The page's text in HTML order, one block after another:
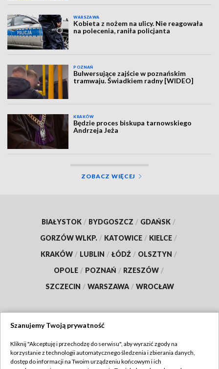
WARSZAWA
Kobieta z nożem na ulicy. Nie reagowała
na polecenia, raniła policjanta
POZNAŃ
Bulwersujące zajście w poznańskim
tramwaju. Świadkiem radny [WIDEO]
KRAKÓW
Będzie proces biskupa tarnowskiego
Andrzeja Jeża
ZOBACZ WIĘCEJ
BIAŁYSTOK / BYDGOSZCZ / GDAŃSK /
GORZÓW WLKP. / KATOWICE / KIELCE /
KRAKÓW / LUBLIN / ŁÓDŹ / OLSZTYN /
OPOLE / POZNAŃ / RZESZÓW /
SZCZECIN / WARSZAWA / WROCŁAW
TVP
Szanujemy Twoją prywatność
Kliknij "Akceptuję i przechodzę do serwisu", aby wyrazić zgody na
korzystanie z technologii automatycznego śledzenia i zbierania danych,
dostęp do informacji na Twoim urządzeniu końcowym i ich